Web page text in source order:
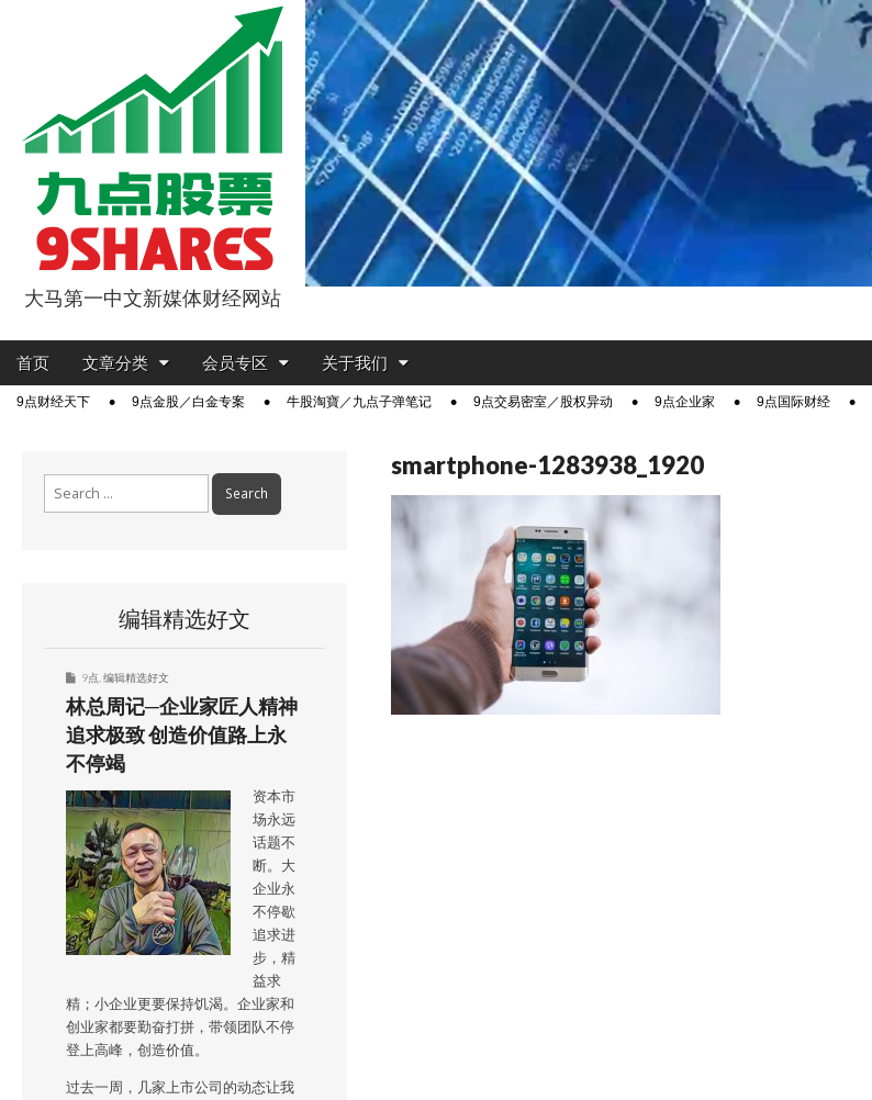
9点股票
大马第一中文新媒体财经网站
Main
Skip
content
首页 文章分类 会员专区 关于我们
Sub9点财经天下 9点金股／白金专案 牛股淘寶／九点子弹笔记 9点交易密室／股权异动 9点企业家 9点国际财经
smartphone-1283938_1920
编辑精选好文
9点 编辑精选好文
林总周记─企业家匠人精神
追求极致 创造价值路上永
不停竭
资本市
场永远
话题不
断。大
企业永
不停歇
追求进
步，精
益求
精；小企业更要保持饥渴。企业家和
创业家都要勤奋打拼，带领团队不停
登上高峰，创造价值。
过去一周，几家上市公司的动态让我